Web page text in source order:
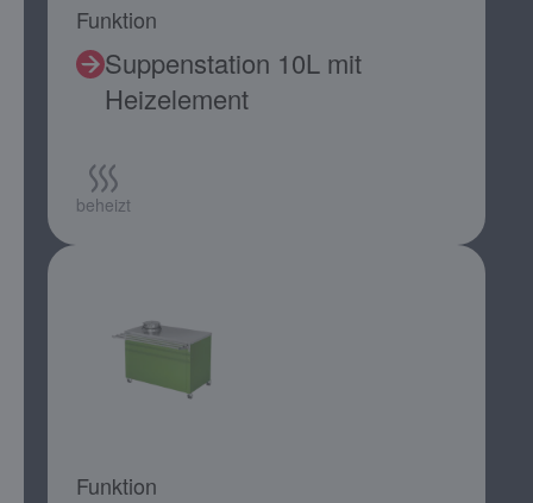
Funktion
Suppenstation 10L mit
Heizelement
beheizt
Funktion